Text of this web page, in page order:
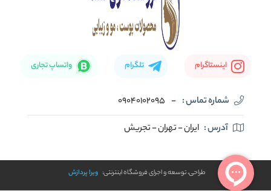
اینستاگرام تلگرام واتساپ تجاری
شماره تماس : -
09040102095
آدرس : ایران - تهران - تجریش
طراحی، توسعه و اجرای فروشگاه اینترنتی: ویرا پردازش